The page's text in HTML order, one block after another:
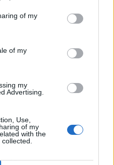
of my
of my
my
Advertising.
Use,
of my
with the